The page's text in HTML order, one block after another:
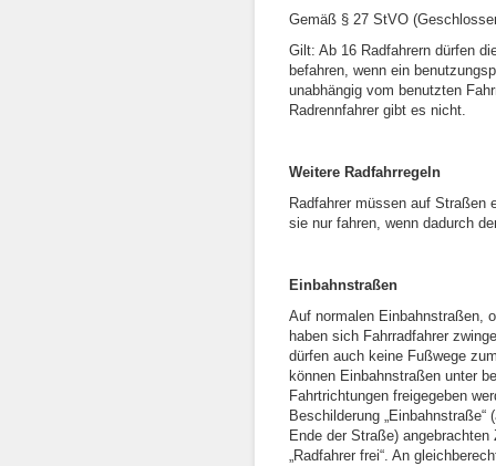
Gemäß § 27 StVO
Gilt: Ab 16 Radfahrern dürfen
befahren, wenn ein
unabhängig vom benutzten
Radrennfahrer gibt es nicht.
Weitere Radfahrregeln
Radfahrer müssen auf Straßen
sie nur fahren, wenn dadurch
Einbahnstraßen
Auf normalen Einbahnstraßen,
haben sich Fahrradfahrer
dürfen auch keine Fußwege
können Einbahnstraßen unter
Fahrtrichtungen freigegeben
Beschilderung
Ende der Straße) angebrachten
„Radfahrer frei“. An